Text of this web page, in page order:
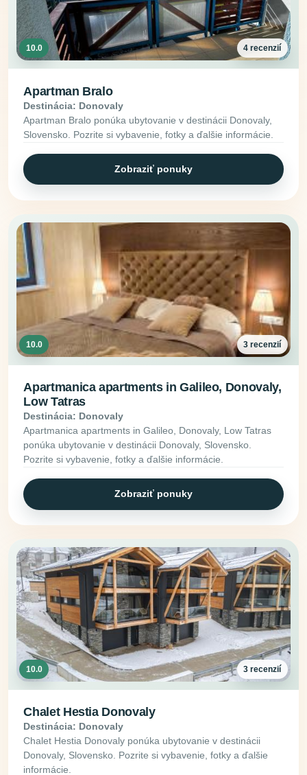
10.0 4 recenzií
Apartman Bralo
Destinácia: Donovaly
Apartman Bralo ponúka ubytovanie v destinácii Donovaly,
Slovensko. Pozrite si vybavenie, fotky a ďalšie informácie.
Zobraziť ponuky
10.0 3 recenzií
Apartmanica apartments in Galileo, Donovaly,
Low Tatras
Destinácia: Donovaly
Apartmanica apartments in Galileo, Donovaly, Low Tatras
ponúka ubytovanie v destinácii Donovaly, Slovensko.
Pozrite si vybavenie, fotky a ďalšie informácie.
Zobraziť ponuky
10.0 3 recenzií
Chalet Hestia Donovaly
Destinácia: Donovaly
Chalet Hestia Donovaly ponúka ubytovanie v destinácii
Donovaly, Slovensko. Pozrite si vybavenie, fotky a ďalšie
informácie.